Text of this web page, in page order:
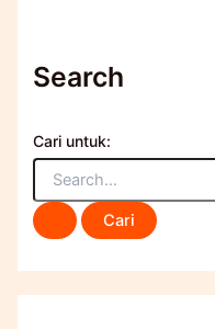
Search
Cari untuk: